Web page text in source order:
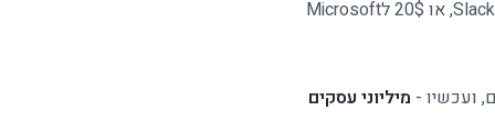
Discord = גיימרים. זה מה שכולם חושבים. אבל בעוד שאתם משלמים 12.50$ לחודש לכל עובד על Slack, או 20$ לMicrosoft
מיליוני עסקים